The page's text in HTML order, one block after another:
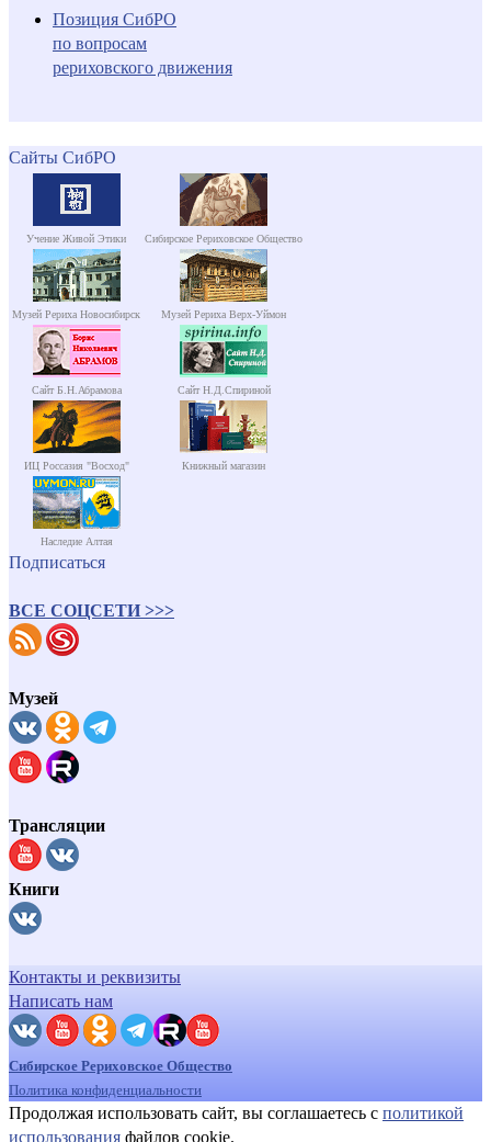
Позиция СибРО
по вопросам
рериховского движения
Сайты СибРО
Учение Живой Этики Сибирское Рериховское Общество
Музей Рериха Новосибирск Музей Рериха Верх-Уймон
Сайт Б.Н.Абрамова Сайт Н.Д.Спириной
ИЦ Россазия "Восход" Книжный магазин
Наследие Алтая
Подписаться
ВСЕ СОЦСЕТИ >>>
Музей
Трансляции
Книги
Контакты и реквизиты
Написать нам
Сибирское Рериховское Общество
Политика конфиденциальности
Продолжая использовать сайт, вы соглашаетесь с политикой
использования файлов cookie.